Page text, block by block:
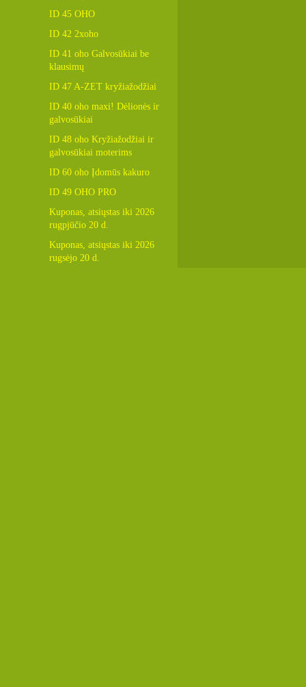
ID 45 OHO
ID 42 2xoho
ID 41 oho Galvosūkiai be
klausimų
ID 47 A-ZET kryžiažodžiai
ID 40 oho maxi! Dėlionės ir
galvosūkiai
ID 48 oho Kryžiažodžiai ir
galvosūkiai moterims
ID 60 oho Įdomūs kakuro
ID 49 OHO PRO
Kuponas, atsiųstas iki 2026
rugpjūčio 20 d.
Kuponas, atsiųstas iki 2026
rugsėjo 20 d.